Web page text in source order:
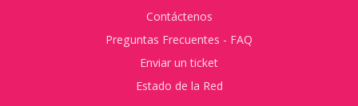
Contáctenos
Preguntas Frecuentes - FAQ
Enviar un ticket
Estado de la Red